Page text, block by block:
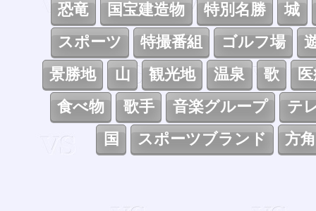
恐竜
国宝建造物 特別名勝
城
スポーツ
特撮番組 ゴルフ場
景勝地
山 観光地 温泉 歌
食べ物
歌手 音楽グループ
テ
国
スポーツブランド 方角